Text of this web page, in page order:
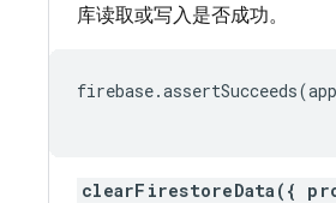
库读取或写入是否成功。
clearFirestoreData({